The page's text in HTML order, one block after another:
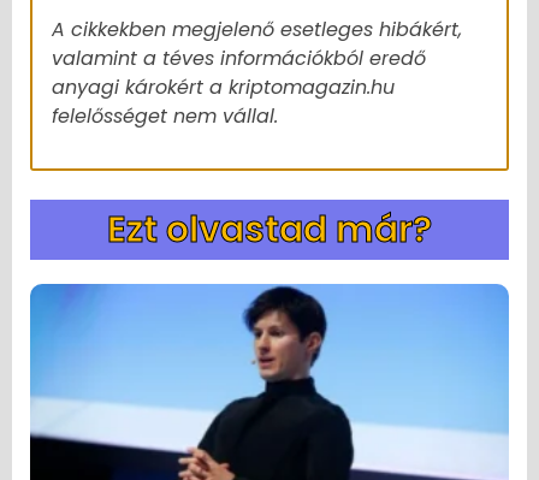
A cikkekben megjelenő esetleges hibákért,
valamint a téves információkból eredő
anyagi károkért a kriptomagazin.hu
felelősséget nem vállal.
Ezt olvastad már?